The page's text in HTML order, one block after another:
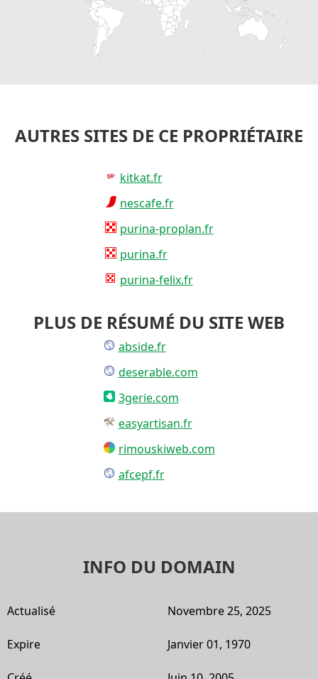
AUTRES SITES DE CE PROPRIÉTAIRE
kitkat.fr
nescafe.fr
purina-proplan.fr
purina.fr
purina-felix.fr
PLUS DE RÉSUMÉ DU SITE WEB
abside.fr
deserable.com
3gerie.com
easyartisan.fr
rimouskiweb.com
afcepf.fr
INFO DU DOMAIN
Actualisé Novembre 25, 2025
Expire Janvier 01, 1970